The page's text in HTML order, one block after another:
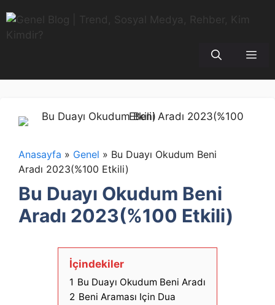
atla
Anasayfa » Genel » Bu Duayı Okudum Beni
Aradı 2023(%100 Etkili)
Bu Duayı Okudum Beni
Aradı 2023(%100 Etkili)
İçindekiler
1 Bu Duayı Okudum Beni Aradı
2 Beni Araması Için Dua